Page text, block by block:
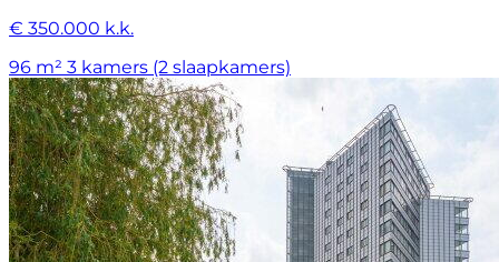
€ 350.000 k.k.
96 m² 3 kamers (2 slaapkamers)